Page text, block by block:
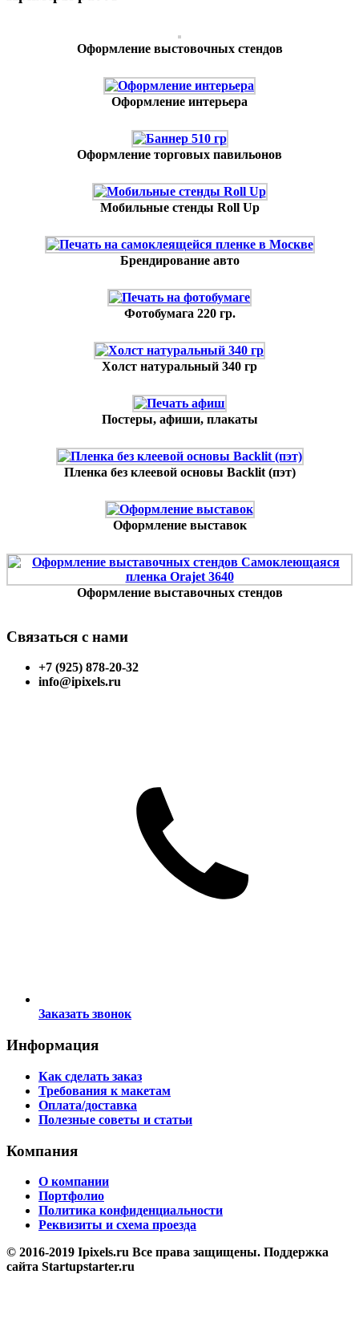
Оформление выстовочных стендов
Оформление интерьера
Оформление торговых павильонов
Мобильные стенды Roll Up
Брендирование авто
Фотобумага 220 гр.
Холст натуральный 340 гр
Постеры, афиши, плакаты
Пленка без клеевой основы Backlit (пэт)
Оформление выставок
Оформление выставочных стендов
Связаться с нами
+7 (925) 878-20-32
info@ipixels.ru
Заказать звонок
Информация
Как сделать заказ
Требования к макетам
Оплата/доставка
Полезные советы и статьи
Компания
О компании
Портфолио
Политика конфиденциальности
Реквизиты и схема проезда
© 2016-2019 Ipixels.ru Все права защищены. Поддержка
сайта Startupstarter.ru